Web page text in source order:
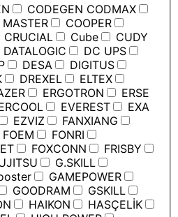
CODEGEN CODMAX
COOPER
CRUCIAL Cube
CUDY
DATALOGIC
DC UPS
DESA
DIGITUS
DREXEL
ELTEX
ERGOTRON
ERSE
EVEREST
EXA
EZVIZ
FANXIANG
FOEM
FONRI
FOXCONN
FRISBY
G.SKILL
GAMEPOWER
GOODRAM
GSKILL
HAIKON
HASÇELİK